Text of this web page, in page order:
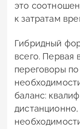
это
к затратам
Гибридный
всего. Первая
переговоры
баланс: